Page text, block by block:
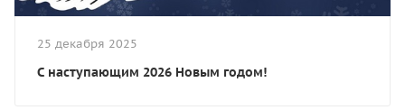
25 декабря 2025
С наступающим 2026 Новым годом!